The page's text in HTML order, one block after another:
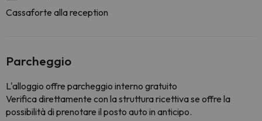
Cassaforte alla reception
Parcheggio
L'alloggio offre parcheggio interno gratuito
Verifica direttamente con la struttura ricettiva se offre la
possibilità di prenotare il posto auto in anticipo.